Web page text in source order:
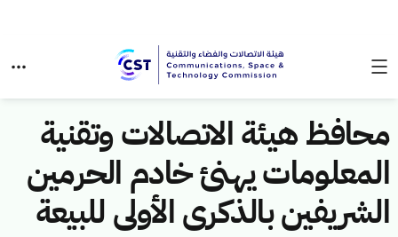
محافظ هيئة الاتصالات وتقنية
المعلومات يهنئ خادم الحرمين
الشريفين بالذكرى الأولى للبيعة